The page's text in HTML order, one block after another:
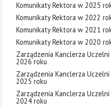
Komunikaty Rektora w 2025
Komunikaty Rektora w 2022
Komunikaty Rektora w 2021
Komunikaty Rektora w 2020
Zarządzenia Kanclerza
2026 roku
Zarządzenia Kanclerza
2025 roku
Zarządzenia Kanclerza
2024 roku